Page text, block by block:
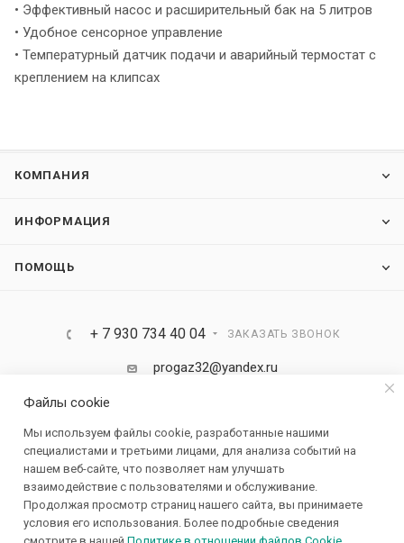
• Эффективный насос и расширительный бак на 5 литров
• Удобное сенсорное управление
• Температурный датчик подачи и аварийный термостат с
креплением на клипсах
КОМПАНИЯ
ИНФОРМАЦИЯ
ПОМОЩЬ
+ 7 930 734 40 04 ЗАКАЗАТЬ ЗВОНОК
progaz32@yandex.ru
Карачижская д.104/1
Файлы cookie
Мы используем файлы cookie, разработанные нашими
специалистами и третьими лицами, для анализа событий на
нашем веб-сайте, что позволяет нам улучшать
взаимодействие с пользователями и обслуживание.
Продолжая просмотр страниц нашего сайта, вы принимаете
условия его использования. Более подробные сведения